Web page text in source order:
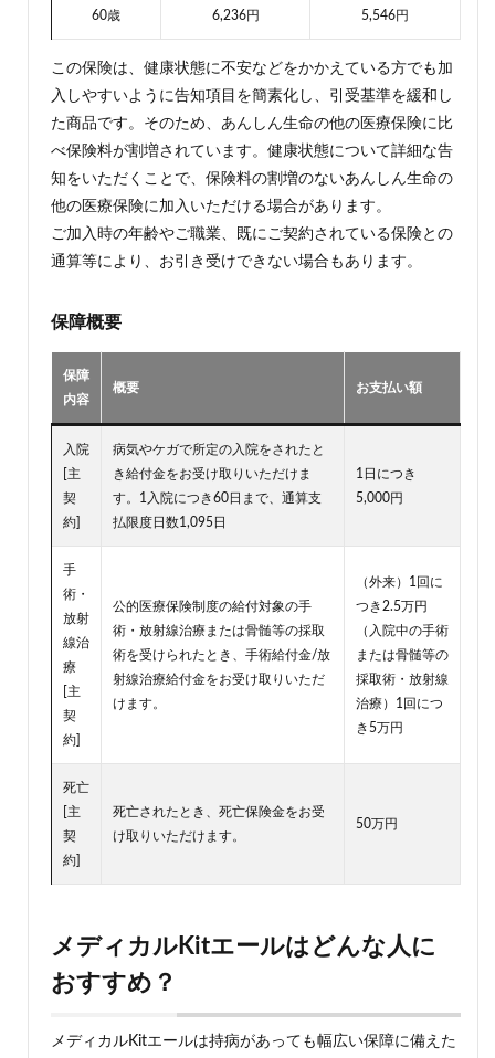
60歳 6,236円 5,546円
この保険は、健康状態に不安などをかかえている方でも加
入しやすいように告知項目を簡素化し、引受基準を緩和し
た商品です。そのため、あんしん生命の他の医療保険に比
べ保険料が割増されています。健康状態について詳細な告
知をいただくことで、保険料の割増のないあんしん生命の
他の医療保険に加入いただける場合があります。
ご加入時の年齢やご職業、既にご契約されている保険との
通算等により、お引き受けできない場合もあります。
保障概要
保障
内容
概要 お支払い額
入院
[主
契
約]
病気やケガで所定の入院をされたと
き給付金をお受け取りいただけま
す。1入院につき60日まで、通算支
払限度日数1,095日
1日につき
5,000円
手
術・
放射
線治
療
[主
契
約]
公的医療保険制度の給付対象の手
術・放射線治療または骨髄等の採取
術を受けられたとき、手術給付金/放
射線治療給付金をお受け取りいただ
けます。
（外来）1回に
つき2.5万円
（入院中の手術
または骨髄等の
採取術・放射線
治療）1回につ
き5万円
死亡
[主
契
約]
死亡されたとき、死亡保険金をお受
け取りいただけます。
50万円
メディカルKitエールはどんな人に
おすすめ？
メディカルKitエールは持病があっても幅広い保障に備えた